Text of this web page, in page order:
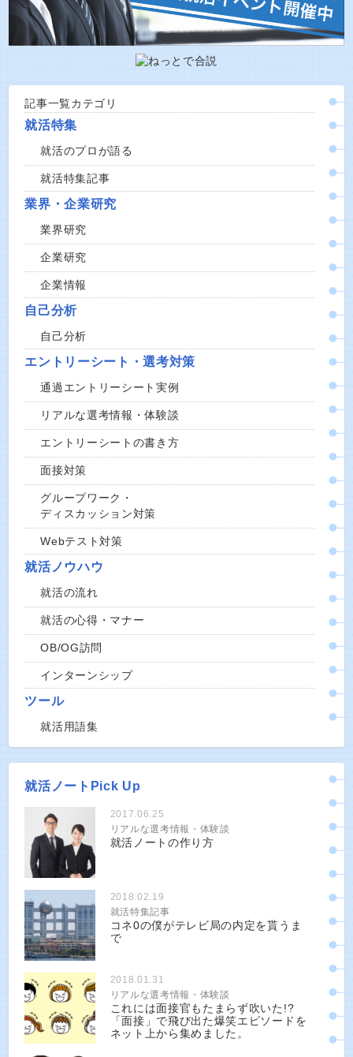
記事一覧カテゴリ
就活特集
就活のプロが語る
就活特集記事
業界・企業研究
業界研究
企業研究
企業情報
自己分析
自己分析
エントリーシート・選考対策
通過エントリーシート実例
リアルな選考情報・体験談
エントリーシートの書き方
面接対策
グループワーク・
ディスカッション対策
Webテスト対策
就活ノウハウ
就活の流れ
就活の心得・マナー
OB/OG訪問
インターンシップ
ツール
就活用語集
就活ノートPick Up
2017.06.25
リアルな選考情報・体験談
就活ノートの作り方
2018.02.19
就活特集記事
コネ0の僕がテレビ局の内定を貰うま
で
2018.01.31
リアルな選考情報・体験談
これには面接官もたまらず吹いた!?
「面接」で飛び出た爆笑エピソードを
ネット上から集めました。